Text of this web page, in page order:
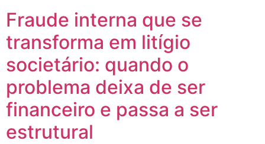
Fraude interna que se
transforma em litígio
societário: quando o
problema deixa de ser
financeiro e passa a ser
estrutural